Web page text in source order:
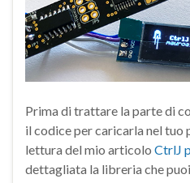
Prima di trattare la parte di
il codice per caricarla nel
lettura del mio articolo CtrlJ
dettagliata la libreria che